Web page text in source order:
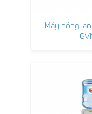
Máy nóng